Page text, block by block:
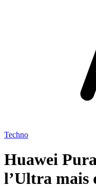
Techno
Huawei
l’Ultra mais